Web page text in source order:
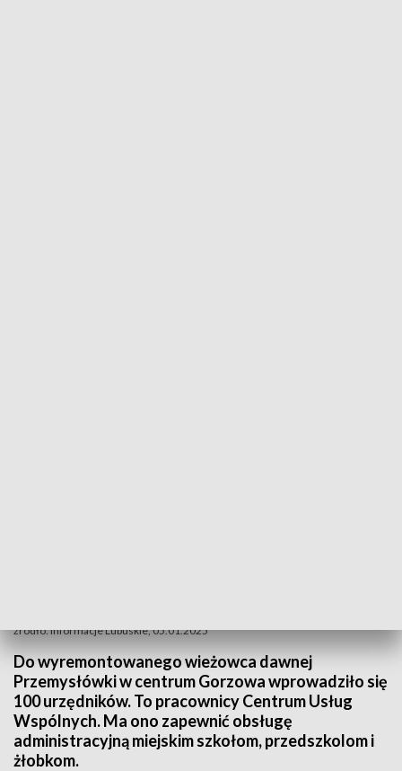
źródło: Informacje Lubuskie, 05.01.2025
Do wyremontowanego wieżowca dawnej
Przemysłówki w centrum Gorzowa wprowadziło się
100 urzędników. To pracownicy Centrum Usług
Wspólnych. Ma ono zapewnić obsługę
administracyjną miejskim szkołom, przedszkolom i
żłobkom.